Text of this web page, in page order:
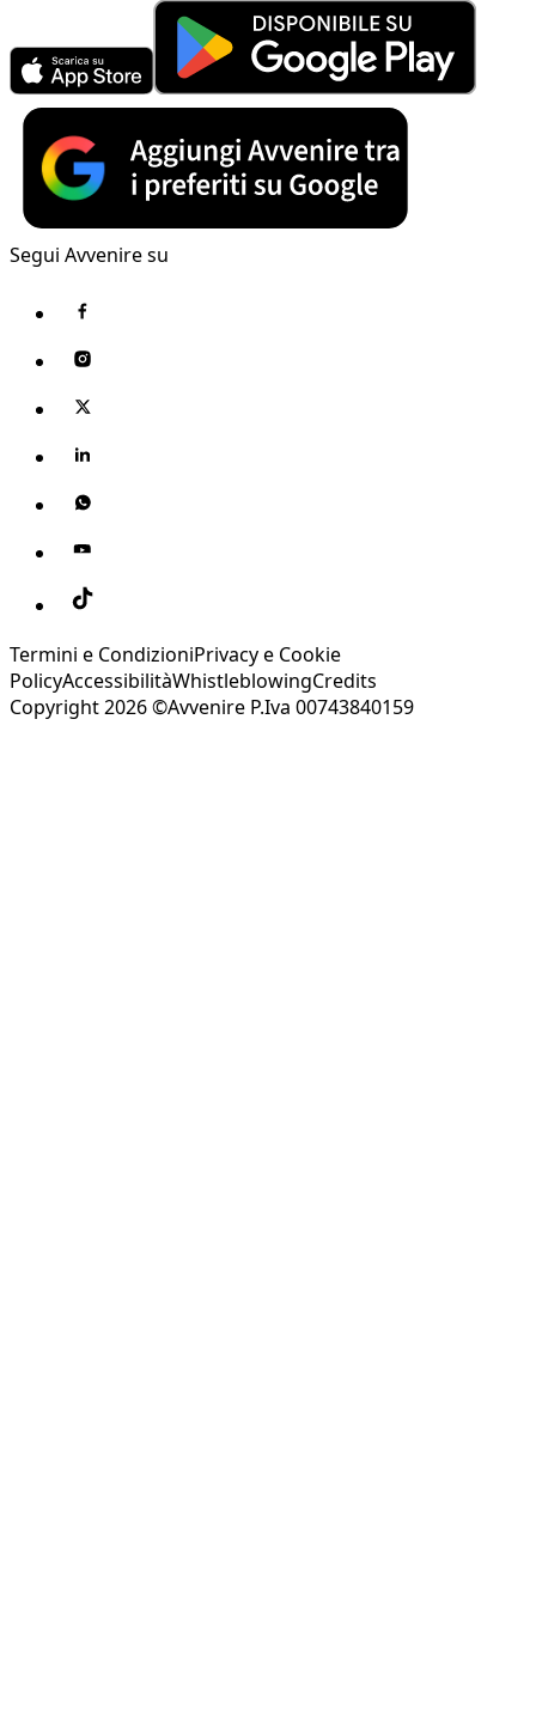
Segui Avvenire su
Termini e CondizioniPrivacy e Cookie
PolicyAccessibilitàWhistleblowingCredits
Copyright 2026 ©Avvenire P.Iva 00743840159